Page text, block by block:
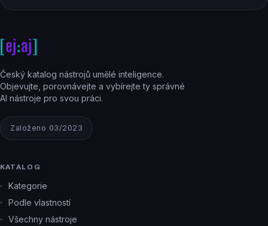
Český katalog nástrojů umělé inteligence.
Objevujte, porovnávejte a vybírejte ty správné
AI nástroje pro svou práci.
Založeno 03/2023
KATALOG
Kategorie
Podle vlastností
Všechny nástroje